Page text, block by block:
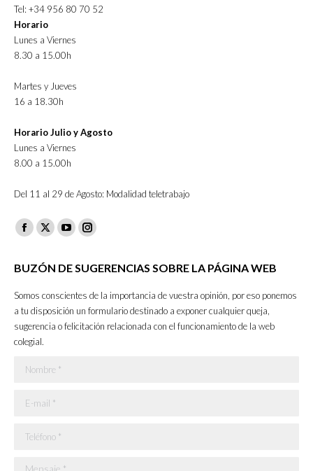
Tel: +34 956 80 70 52
Horario
Lunes a Viernes
8.30 a 15.00h
Martes y Jueves
16 a 18.30h
Horario Julio y Agosto
Lunes a Viernes
8.00 a 15.00h
Del 11 al 29 de Agosto: Modalidad teletrabajo
Facebook
opens
new
window
X
opens
new
window
YouTube
opens
new
window
Instagram
opens
in
new
window
BUZÓN DE SUGERENCIAS SOBRE LA PÁGINA WEB
Somos conscientes de la importancia de vuestra opinión, por eso ponemos
a tu disposición un formulario destinado a exponer cualquier queja,
sugerencia o felicitación relacionada con el funcionamiento de la web
colegial.
Nombre *
E-mail *
Teléfono *
Mensaje *